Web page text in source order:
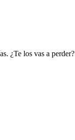
¿Te los vas a